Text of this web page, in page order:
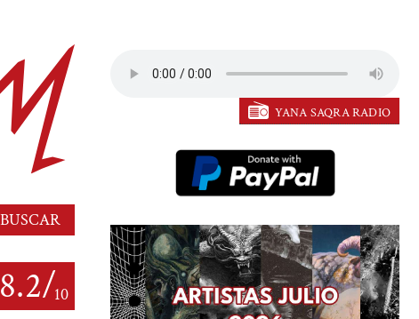
8.2/10
YANA SAQRA RADIO